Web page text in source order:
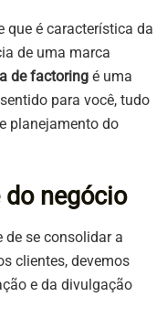
que é característica da
de uma marca
de factoring é uma
para você, tudo
planejamento do
do negócio
de se consolidar a
clientes, devemos
e da divulgação